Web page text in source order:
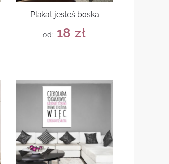
Plakat jesteś boska
od: 18zł